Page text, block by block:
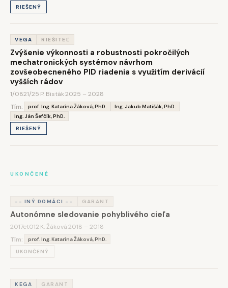
RIEŠENÝ
VEGA RIEŠITEĽ
Zvýšenie výkonnosti a robustnosti pokročilých
mechatronických systémov návrhom
zovšeobecneného PID riadenia s využitím derivácií
vyšších rádov
1/0821/25 P. Bisták2025 – 2028
Tím: prof. Ing. Katarína Žáková, PhD.
Ing. Jakub Matišák, PhD.
Ing. Ján Šefčík, PhD.
RIEŠENÝ
UKONČENÉ
-- INÝ DOMÁCI -- GARANT
Autonómne sledovanie pohyblivého cieľa
2017et012 K. Žáková2018 – 2018
Tím:
prof. Ing. Katarína Žáková, PhD.
UKONČENÝ
KEGA GARANT